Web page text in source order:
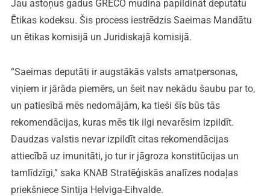
Jau astoņus gadus GRECO mudina papildināt deputātu
Ētikas kodeksu. Šis process iestrēdzis Saeimas Mandātu
un ētikas komisijā un Juridiskajā komisijā.
“Saeimas deputāti ir augstākās valsts amatpersonas,
viņiem ir jārāda piemērs, un šeit nav nekādu šaubu par to,
un patiesībā mēs nedomājām, ka tieši šīs būs tās
rekomendācijas, kuras mēs tik ilgi nevarēsim izpildīt.
Daudzas valstis nevar izpildīt citas rekomendācijas
attiecībā uz imunitāti, jo tur ir jāgroza konstitūcijas un
tamlīdzīgi,” saka KNAB Stratēģiskās analīzes nodaļas
priekšniece Sintija Helviga-Eihvalde.